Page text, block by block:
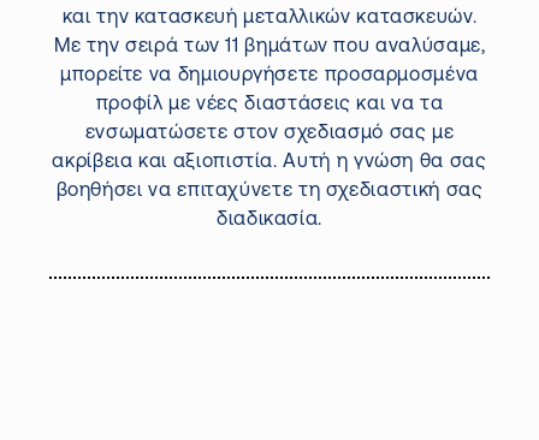
και την κατασκευή μεταλλικών κατασκευών.
Με την σειρά των 11 βημάτων που αναλύσαμε,
μπορείτε να δημιουργήσετε προσαρμοσμένα
προφίλ με νέες διαστάσεις και να τα
ενσωματώσετε στον σχεδιασμό σας με
ακρίβεια και αξιοπιστία. Αυτή η γνώση θα σας
βοηθήσει να επιταχύνετε τη σχεδιαστική σας
διαδικασία.